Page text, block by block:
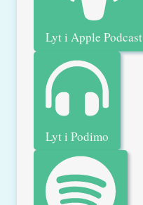
Lyt i Apple Podcast
Lyt i Podimo